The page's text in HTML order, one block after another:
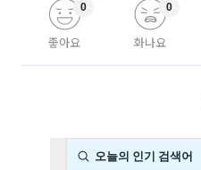
좋아요
0
화나요
0